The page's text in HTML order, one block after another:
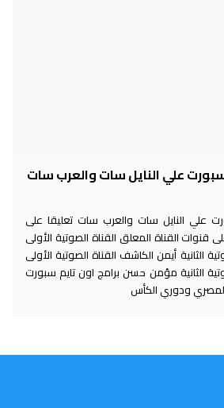
سبورت علي النايل سات والعرب سات
علي النايل سات والعرب سات تعليقا على
قنوات القناة المعلق القناة الصوتية الأولى
الثانية أيمن الكاشف القناة الصوتية الأولى
الثانية مؤمن حسن برامج اون تايم سبورت
ودوري الكأس